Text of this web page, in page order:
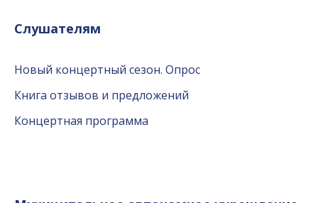
Слушателям
Новый концертный сезон. Опрос
Книга отзывов и предложений
Концертная программа